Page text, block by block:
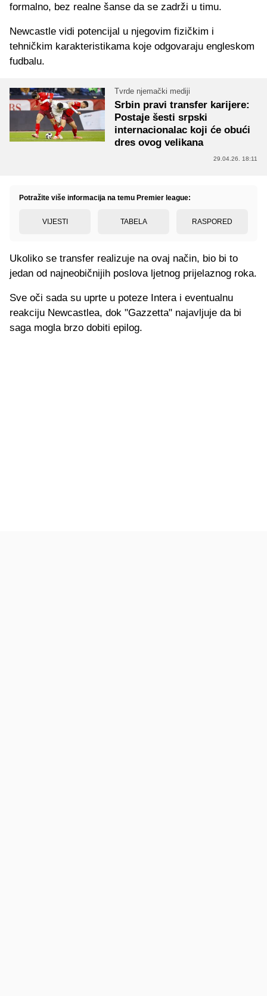
formalno, bez realne šanse da se zadrži u timu.
Newcastle vidi potencijal u njegovim fizičkim i
tehničkim karakteristikama koje odgovaraju engleskom
fudbalu.
Tvrde njemački mediji
Srbin pravi transfer karijere:
Postaje šesti srpski
internacionalac koji će obući
dres ovog velikana
29.04.26. 18:11
Potražite više informacija na temu Premier league:
VIJESTI TABELA RASPORED
Ukoliko se transfer realizuje na ovaj način, bio bi to
jedan od najneobičnijih poslova ljetnog prijelaznog roka.
Sve oči sada su uprte u poteze Intera i eventualnu
reakciju Newcastlea, dok "Gazzetta" najavljuje da bi
saga mogla brzo dobiti epilog.